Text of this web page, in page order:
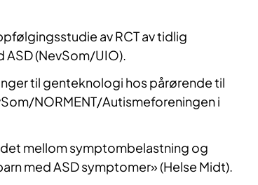
av RCT av tidlig
ASD (NevSom/UIO).
til genteknologi hos pårørende til
NORMENT/Autismeforeningen i
mellom symptombelastning og
med ASD symptomer» (Helse Midt).